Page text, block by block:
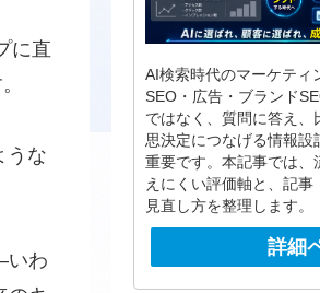
に直
うな
いわ
AI検索時代のマーケティ
SEO・広告・ブランド
ではなく、質問に答え
思決定につなげる情報
重要です。本記事では、
えにくい評価軸と、記
見直し方を整理します。
詳細